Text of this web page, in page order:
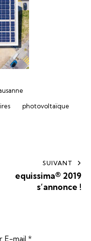
photovoltaïque
SUIVANT
equissima® 2019
s’annonce !